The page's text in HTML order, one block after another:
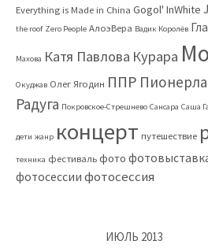
Everything is Made in China Gogol' InWhite
the roof Zero People АлоэВера Вадик Королёв
Махова Катя Павлова Курара
Окуджав Олег Ягодин ППР
Радуга Покровское-Стрешнево Сансара Саша
дети жанр концерт путешествие
техника фестиваль фото
фотосессии фотосессия
ИЮЛЬ 2013